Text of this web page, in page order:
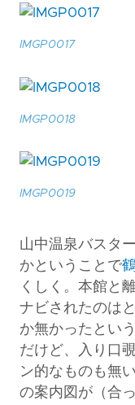
IMGP0017
IMGP0018
IMGP0019
山中温泉バスタ
かということで
くしく。本館と
ナビされたのは
か無かったとい
だけど、入り口
ン的なものも無
の案内図が（合